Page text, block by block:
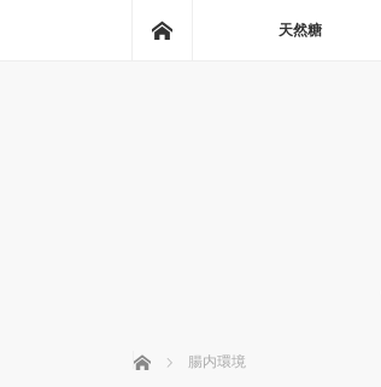
天然糖
ホーム 腸内環境